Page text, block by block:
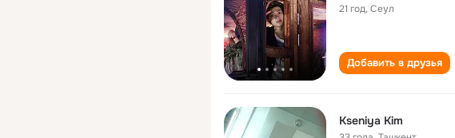
21 год,Сеул
Добавить в друзья
Kseniya Kim